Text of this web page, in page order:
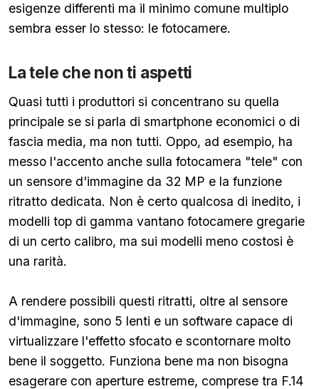
esigenze differenti ma il minimo comune multiplo
sembra esser lo stesso: le fotocamere.
La tele che non ti aspetti
Quasi tutti i produttori si concentrano su quella
principale se si parla di smartphone economici o di
fascia media, ma non tutti. Oppo, ad esempio, ha
messo l'accento anche sulla fotocamera "tele" con
un sensore d'immagine da 32 MP e la funzione
ritratto dedicata. Non è certo qualcosa di inedito, i
modelli top di gamma vantano fotocamere gregarie
di un certo calibro, ma sui modelli meno costosi è
una rarità.
A rendere possibili questi ritratti, oltre al sensore
d'immagine, sono 5 lenti e un software capace di
virtualizzare l'effetto sfocato e scontornare molto
bene il soggetto. Funziona bene ma non bisogna
esagerare con aperture estreme, comprese tra F.14